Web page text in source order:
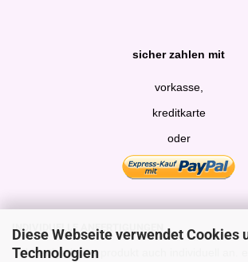
Diese Webseite verwendet Cookies
Technologien
sicher zahlen mit
vorkasse,
kreditkarte
oder
INDIVIDUELLE ANFERTIGUNGEN
ich fertige jedes produkt auch individuell an.